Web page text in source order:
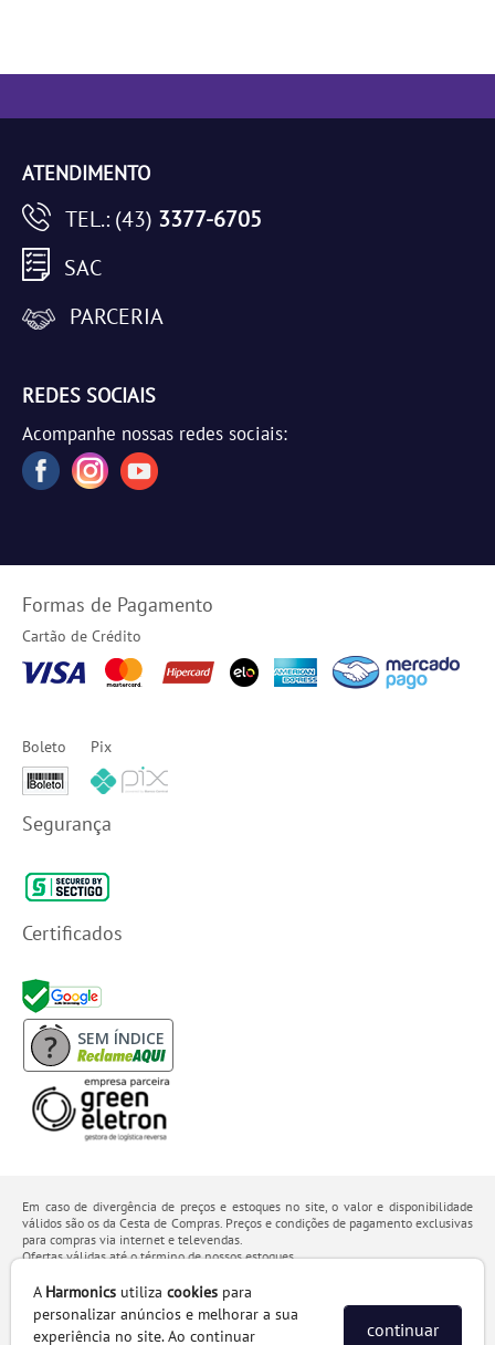
ATENDIMENTO
TEL.: (43) 3377-6705
SAC
PARCERIA
REDES SOCIAIS
Acompanhe nossas redes sociais:
Formas de Pagamento
Cartão de Crédito
Boleto Pix
Segurança
Certificados
SEM ÍNDICE
Em caso de divergência de preços e estoques no site, o valor e disponibilidade
válidos são os da Cesta de Compras. Preços e condições de pagamento exclusivas
para compras via internet e televendas.
Ofertas válidas até o término de nossos estoques.
outro meio de comunicação ou sites de buscas. Código de Defesa do Consumidor:
Lei nº 8.078.
Vendas sujeitas à confirmação de dados e análises de crédito e risco.
A Harmonics utiliza cookies para
personalizar anúncios e melhorar a sua
experiência no site. Ao continuar
continuar